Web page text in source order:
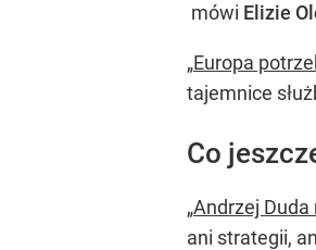
mówi Elizie
„Europa
tajemnice
Co
„Andrzej Duda
ani strategii,